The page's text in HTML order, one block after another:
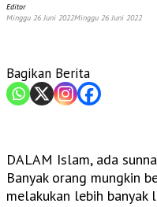
Editor
Minggu 26 Juni 2022Minggu 26 Juni 2022
Bagikan Berita
DALAM Islam, ada
Banyak orang mungkin
melakukan lebih banyak